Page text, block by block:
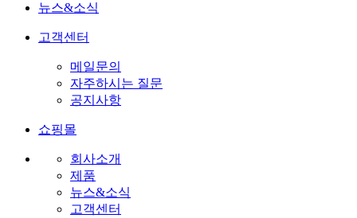
뉴스&소식
고객센터
메일문의
자주하시는 질문
공지사항
쇼핑몰
회사소개
제품
뉴스&소식
고객센터